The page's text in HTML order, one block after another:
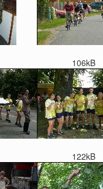
106kB
122kB